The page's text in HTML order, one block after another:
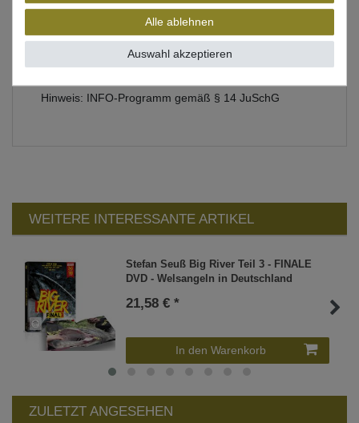
Lauflänge: ca. 150min
Darsteller: Stefan Seuß, Kevin Weiß, Michael Koch,
Christian Kühn, Mark Bergmann, Meik Pyka,..und viele
mehr
Hinweis: INFO-Programm gemäß § 14 JuSchG
WEITERE INTERESSANTE ARTIKEL
Stefan Seuß Big River Teil 3 - FINALE
DVD - Welsangeln in Deutschland
21,58 € *
In den Warenkorb
ZULETZT ANGESEHEN
Alle ablehnen
Auswahl akzeptieren